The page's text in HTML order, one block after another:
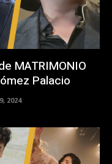
MATRIMONIO
Palacio
2024